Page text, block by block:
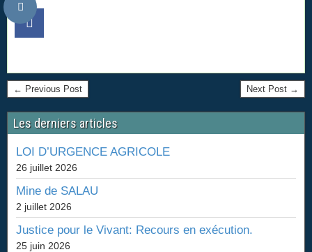
← Previous Post Next Post →
Les derniers articles
LOI D’URGENCE AGRICOLE
26 juillet 2026
Mine de SALAU
2 juillet 2026
Justice pour le Vivant: Recours en exécution.
25 juin 2026